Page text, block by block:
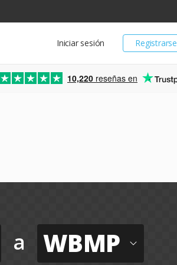
Registrarse
Iniciar sesión
10,220 reseñas en
a WBMP